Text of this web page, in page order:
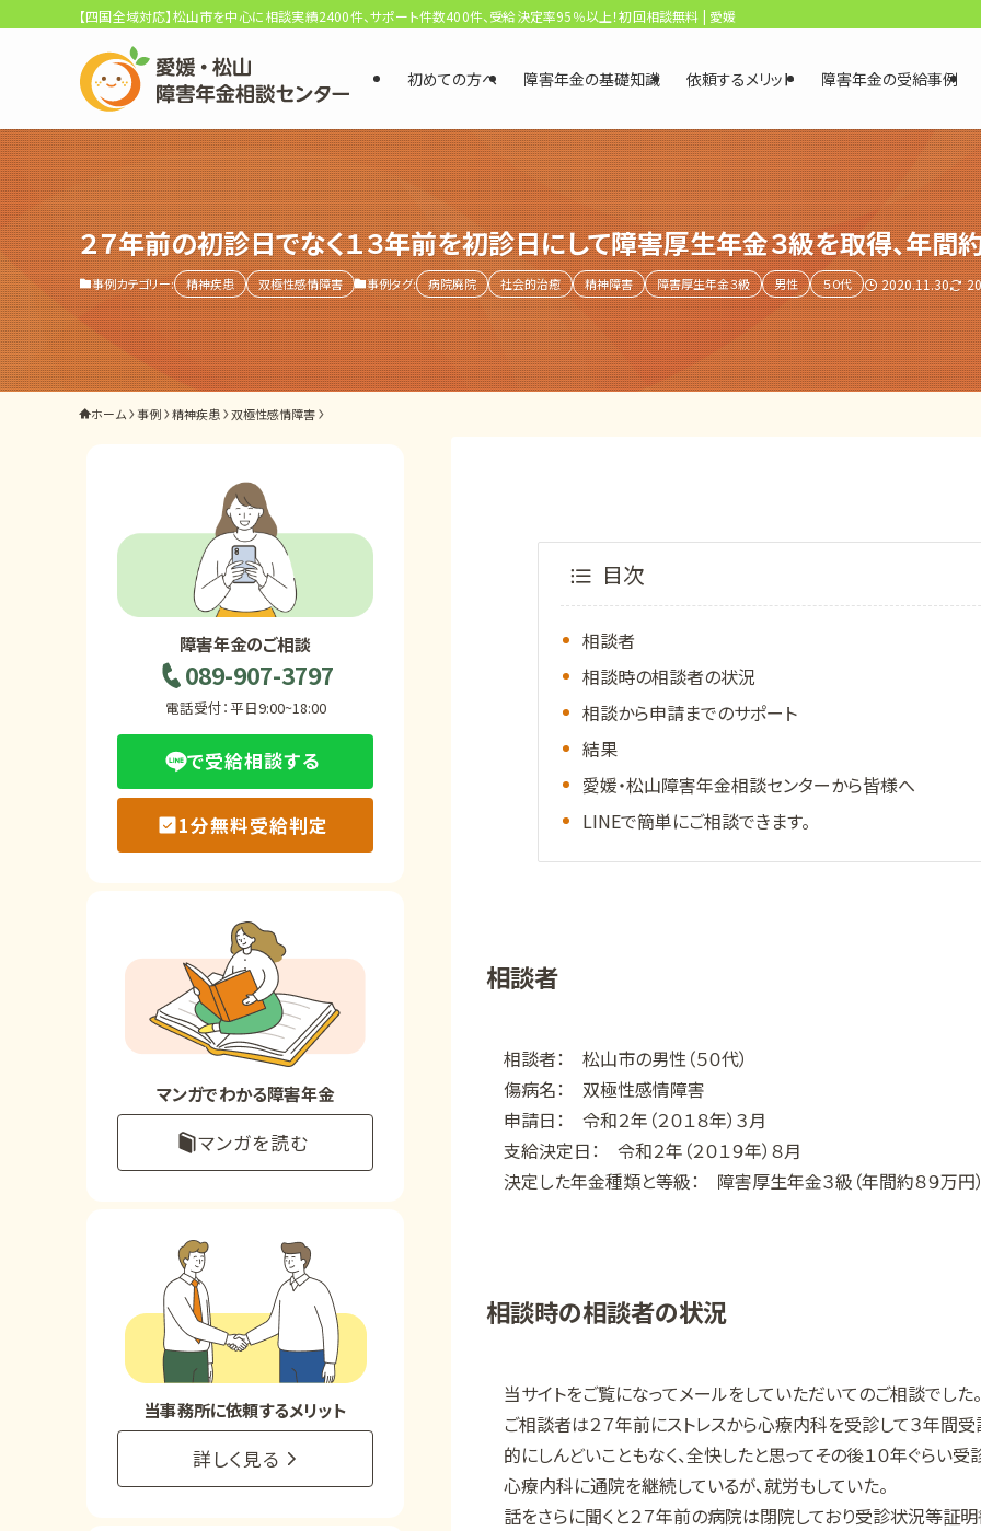
選ばれる3つの理由
初回相談料0円・受給後報酬型
サポート料金について
県内 No.1 の豊富な知識と経験
ご相談事例をみる
外出困難でもOK
障害年金の基礎知識
障害年金の金額
Q&A・相談事例
事務所について
お客様からの感謝のお手紙
で受給相談をする
【四国全域対応】松山市を中心に相談実績2400件、サポート件数400件、受給決定率95％以上！初回相談無料 | 愛媛・松山障害年金相談センター
初めての方へ 障害年金の基礎知識 依頼するメリット 障害年金の受給事例
２７年前の初診日でなく１３年前を初診日にして障害厚生年金３級を取得、年間
事例カテゴリー: 精神疾患 双極性感情障害 事例タグ: 病院廃院 社会的治癒 精神障害 障害厚生年金３級 男性 ５０代 2020.11.30
ホーム 事例 精神疾患 双極性感情障害
目次
相談者
相談時の相談者の状況
相談から申請までのサポート
結果
愛媛・松山障害年金相談センターから皆様へ
LINEで簡単にご相談できます。
相談者
相談者： 松山市の男性（５０代）
傷病名： 双極性感情障害
申請日： 令和２年（２０１８年）３月
支給決定日： 令和２年（２０１９年）８月
決定した年金種類と等級： 障害厚生年金３級（年間約８９万円
相談時の相談者の状況
当サイトをご覧になってメールをしていただいてのご相談でした。
ご相談者は２７年前にストレスから心療内科を受診して３年間
的にしんどいこともなく、全快したと思ってその後１０年ぐらい
心療内科に通院を継続しているが、就労もしていた。
話をさらに聞くと２７年前の病院は閉院しており受診状況等証
障害年金のご相談
089-907-3797
電話受付：平日9:00~18:00
で受給相談する
1分無料受給判定
マンガでわかる障害年金
マンガを読む
当事務所に依頼するメリット
詳しく見る